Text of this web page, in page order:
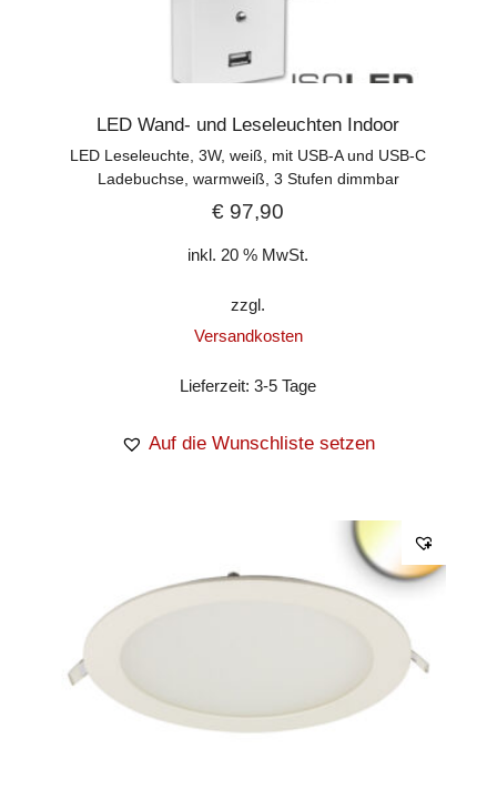
LED Wand- und Leseleuchten Indoor
LED Leseleuchte, 3W, weiß, mit USB-A und USB-C
Ladebuchse, warmweiß, 3 Stufen dimmbar
€ 97,90
inkl. 20 % MwSt.
zzgl.
Versandkosten
Lieferzeit:3-5 Tage
Auf die Wunschliste setzen